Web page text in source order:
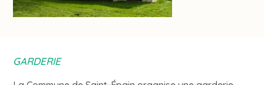
GARDERIE